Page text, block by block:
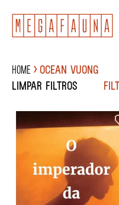
Home
Ocean Vuong
Limpar filtros